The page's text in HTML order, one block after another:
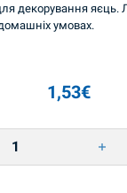
декорування яєць.
умовах.
1,53€
яєць 5